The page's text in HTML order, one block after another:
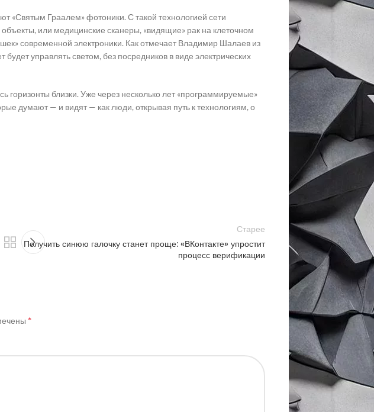
«Святым Граалем» фотоники. С такой технологией сети
или медицинские сканеры, «видящие» рак на клеточном
современной электроники. Как отмечает Владимир Шалаев из
управлять светом, без посредников в виде электрических
горизонты близки. Уже через несколько лет «программируемые»
думают — и видят — как люди, открывая путь к технологиям, о
Старее
Получить синюю галочку станет проще: «ВКонтакте» упростит
процесс верификации
*